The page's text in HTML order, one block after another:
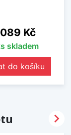
Kč
skladem
do košíku
